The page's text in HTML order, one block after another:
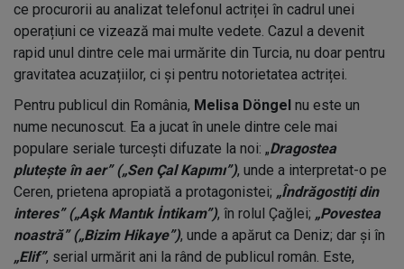
ce procurorii au analizat telefonul actriței în cadrul unei
operațiuni ce vizează mai multe vedete. Cazul a devenit
rapid unul dintre cele mai urmărite din Turcia, nu doar pentru
gravitatea acuzațiilor, ci și pentru notorietatea actriței.
Pentru publicul din România, Melisa Döngel nu este un
nume necunoscut. Ea a jucat în unele dintre cele mai
populare seriale turcești difuzate la noi: „Dragostea
plutește în aer” („Sen Çal Kapımı”), unde a interpretat-o pe
Ceren, prietena apropiată a protagonistei; „Îndrăgostiți din
interes” („Aşk Mantık İntikam”), în rolul Çağlei; „Povestea
noastră” („Bizim Hikaye”), unde a apărut ca Deniz; dar și în
„Elif”, serial urmărit ani la rând de publicul român. Este,